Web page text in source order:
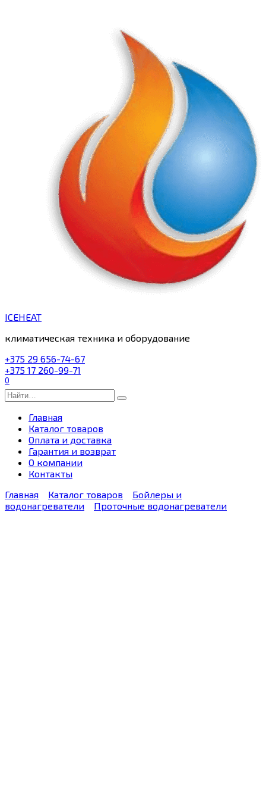
ICEHEAT
климатическая техника и оборудование
+375 29 656-74-67
+375 17 260-99-71
0
Search
for:
Главная
Каталог товаров
Оплата и доставка
Гарантия и возврат
О компании
Контакты
Главная
Каталог товаров
Бойлеры и
водонагреватели
Проточные водонагреватели